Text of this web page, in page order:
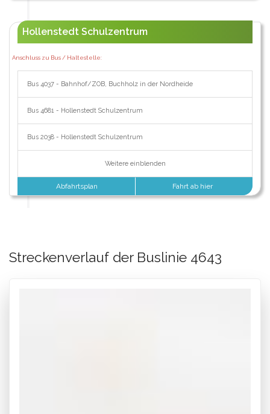
Hollenstedt Schulzentrum
Anschluss zu Bus / Haltestelle:
Bus 4037 - Bahnhof/ZOB, Buchholz in der Nordheide
Bus 4681 - Hollenstedt Schulzentrum
Bus 2038 - Hollenstedt Schulzentrum
Weitere einblenden
Abfahrtsplan Fahrt ab hier
Streckenverlauf der Buslinie 4643